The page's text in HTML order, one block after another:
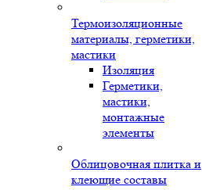
Термоизоляционные
материалы, герметики,
мастики
Изоляция
Герметики,
мастики,
монтажные
элементы
Облицовочная плитка и
клеющие составы